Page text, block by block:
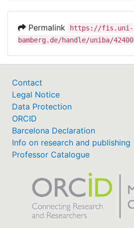
Permalink
https://fis.uni-
bamberg.de/handle/uniba/42400
Contact
Legal Notice
Data Protection
ORCID
Barcelona Declaration
Info on research and publishing
Professor Catalogue